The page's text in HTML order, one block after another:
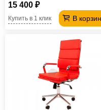
15 400 ₽
В
Купить в 1 клик